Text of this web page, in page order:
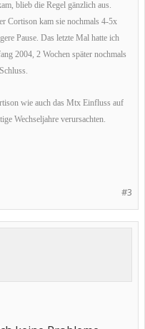
blieb die Regel gänzlich aus.
Cortison kam sie nochmals 4-5x
Pause. Das letzte Mal hatte ich
2004, 2 Wochen später nochmals
wie auch das Mtx Einfluss auf
Wechseljahre verursachten.
#3